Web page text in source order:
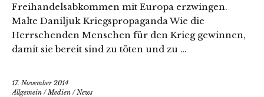
Freihandelsabkommen mit Europa erzwingen.
Malte Daniljuk Kriegspropaganda Wie die
Herrschenden Menschen für den Krieg gewinnen,
damit sie bereit sind zu töten und zu …
17. November 2014
Allgemein /Medien /News